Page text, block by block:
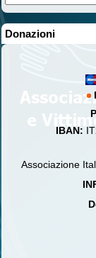
Donazioni
IBAN:
Associazione